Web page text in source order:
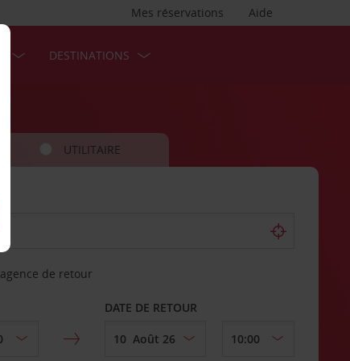
Aide
Mes réservations
DESTINATIONS
UTILITAIRE
de retour
DATE DE RETOUR